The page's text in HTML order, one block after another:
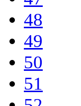
48
49
50
51